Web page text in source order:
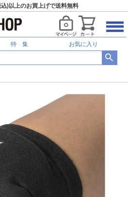
)以上のお買上げで送料無料
特 集 お気に入り